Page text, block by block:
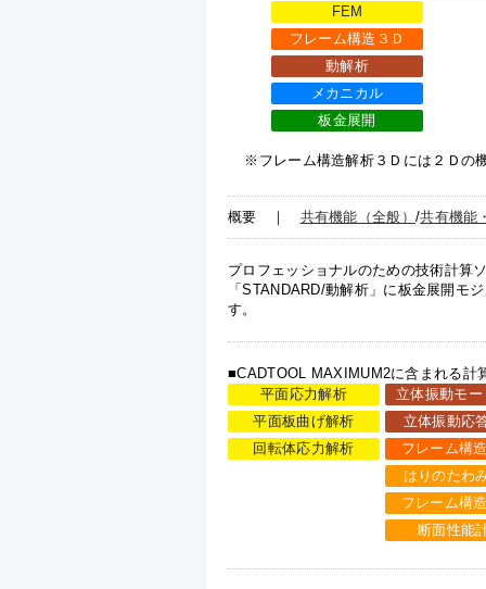
FEM
フレーム構造３Ｄ
動解析
メカニカル
板金展開
※フレーム構造解析３Ｄには２Ｄの
概要 ｜ 共有機能（全般） /共有機能
プロフェッショナルのための技術計算
「STANDARD/動解析」に板金展開モ
す。
■CADTOOL MAXIMUM2に含まれる計
平面応力解析
平面板曲げ解析
回転体応力解析
立体振動モ
立体振動応
フレーム構
はりのたわ
フレーム構
断面性能